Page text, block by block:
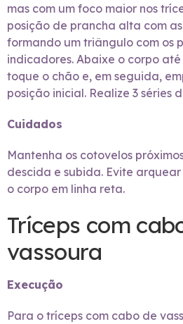
mas com um foco maior nos
posição de prancha alta com
formando um triângulo com os
indicadores. Abaixe o corpo
toque o chão e, em seguida,
posição inicial. Realize 3 séries
Cuidados
Mantenha os cotovelos
descida e subida. Evite
o corpo em linha reta.
Tríceps com
vassoura
Execução
Para o tríceps com cabo de